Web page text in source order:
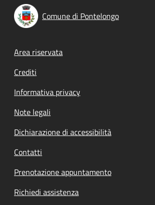
Comune di Pontelongo
Footer menu
Area riservata
Crediti
Informativa privacy
Note legali
Dichiarazione di accessibilità
Contatti
Prenotazione appuntamento
Richiedi assistenza